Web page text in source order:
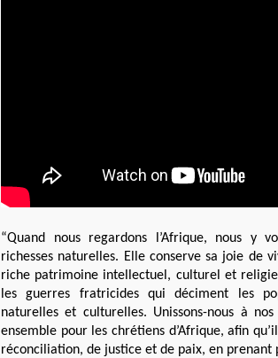
“Quand nous regardons l’Afrique, nous y
richesses naturelles. Elle conserve sa joie de
riche patrimoine intellectuel, culturel et
les guerres fratricides qui déciment les
naturelles et culturelles. Unissons-nous à
ensemble pour les chrétiens d’Afrique, afin
réconciliation, de justice et de paix, en prenant